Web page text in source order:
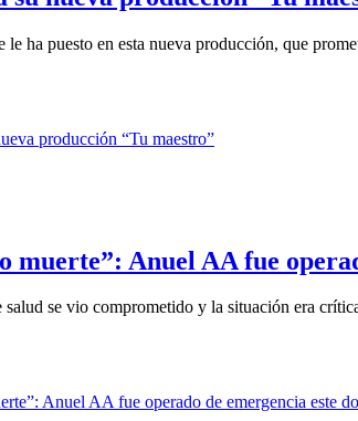
ha puesto en esta nueva producción, que
muerte”: Anuel AA fue
salud se vio comprometido y la situación era